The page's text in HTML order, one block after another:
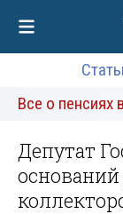
Все о пенсиях
Депутат